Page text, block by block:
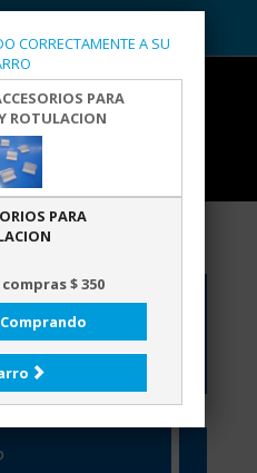
CORRECTAMENTE A SU
PARA
ROTULACION
PARA
$ 350